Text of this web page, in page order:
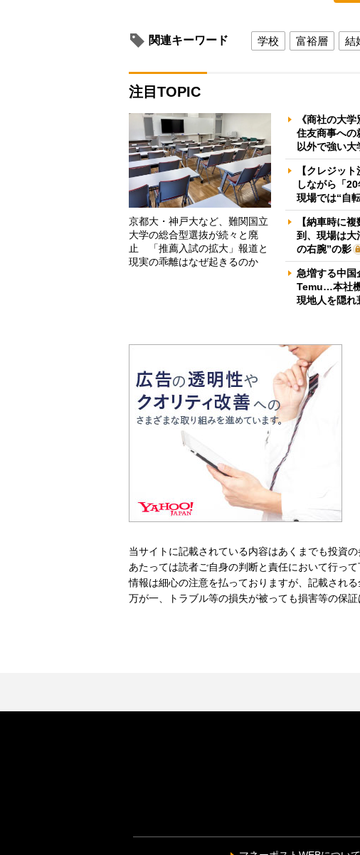
関連キーワード 学校 富裕層 結
注目TOPIC
京都大・神戸大など、難関国立
大学の総合型選抜が続々と廃
止 「推薦入試の拡大」報道と
現実の乖離はなぜ起きるのか
《商社の大
住友商事へ
以外で強い大
【クレジッ
しながら「
現場では“自
【納車時に
到、現場は
の右腕”の影
急増する中
Temu…本社
現地人を隠れ
当サイトに記載されている内容はあくまでも投資
あたっては読者ご自身の判断と責任において行っ
情報は細心の注意を払っておりますが、記載され
万が一、トラブル等の損失が被っても損害等の保